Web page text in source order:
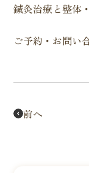
鍼灸治療と整体
ご予約・お問い
前へ